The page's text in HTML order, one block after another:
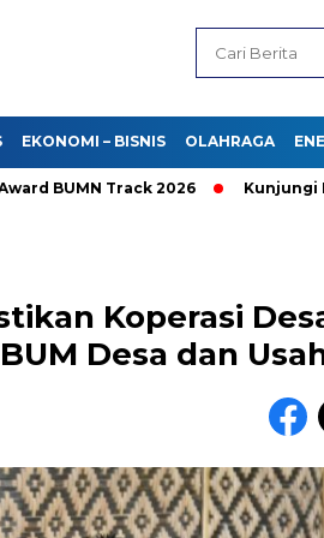
EKONOMI – BISNIS OLAHRAGA
Track 2026 Kunjungi Booth
Koperasi
Desa dan